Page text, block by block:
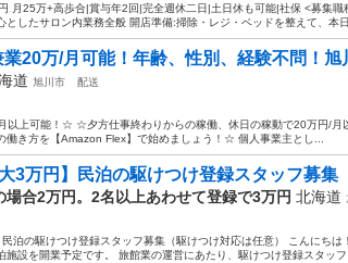
月25万+高歩合|賞与年2回|完全週休二日|土日休も可能|社保 <募集
としたサロン内業務全般 開店準備:掃除・レジ・ベッドを整えて、本
20万/月可能！年齢、性別、経験不問！旭
道 旭川市
配送
以上可能！☆ ☆夕方仕事終わりからの稼働、休日の稼動で20万円/
働き方を【Amazon Flex】で始めましょう！☆ 個人事業主とし...
3万円】民泊の駆けつけ登録スタッフ募集
場合2万円。2名以上あわせて登録で3万円 北海道
民泊の駆けつけ登録スタッフ募集（駆けつけ対応は任意） こんにち
施設を開業予定です。 旅館業の運営にあたり、駆けつけ登録スタッフ